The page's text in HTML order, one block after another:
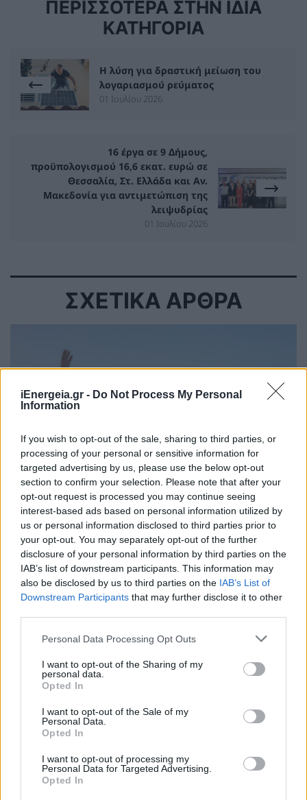
iEnergeia.gr - Do Not Process My Personal
Information
If you wish to opt-out of the sale, sharing to third parties, or
processing of your personal or sensitive information for
targeted advertising by us, please use the below opt-out
section to confirm your selection. Please note that after your
opt-out request is processed you may continue seeing
interest-based ads based on personal information utilized by
us or personal information disclosed to third parties prior to
your opt-out. You may separately opt-out of the further
disclosure of your personal information by third parties on the
IAB’s list of downstream participants. This information may
also be disclosed by us to third parties on the IAB’s List of
Downstream Participants that may further disclose it to other
Personal Data Processing Opt Outs
I want to opt-out of the Sharing of my
personal data.
Opted In
I want to opt-out of the Sale of my
Personal Data.
Opted In
I want to opt-out of processing my
Personal Data for Targeted Advertising.
Opted In
ΠΕΡΙΣΣΟΤΕΡΑ ΣΤΗΝ ΙΔΙΑ
ΚΑΤΗΓΟΡΙΑ
Η λύση για δραστική μείωση του
λογαριασμού ρεύματος
01 Ιουλίου 2026
16 έργα σε 9 Δήμους,
προϋπολογισμού 16,6 εκατ. ευρώ σε
Θεσσαλία, Στ. Ελλάδα και Αν.
Μακεδονία για αντιμετώπιση της
λειψυδρίας
01 Ιουλίου 2026
ΣΧΕΤΙΚΑ ΑΡΘΡΑ
ΑΠΟΘΗΚΕΥΣΗ
ΣΥΦΩΕΛ: Χάθηκαν 153,74 εκατ. ευρώ για τις
μπαταρίες – Μεγάλη απώλεια για τις μικρές
επιχειρήσεις
07/08/2026 - 13:11